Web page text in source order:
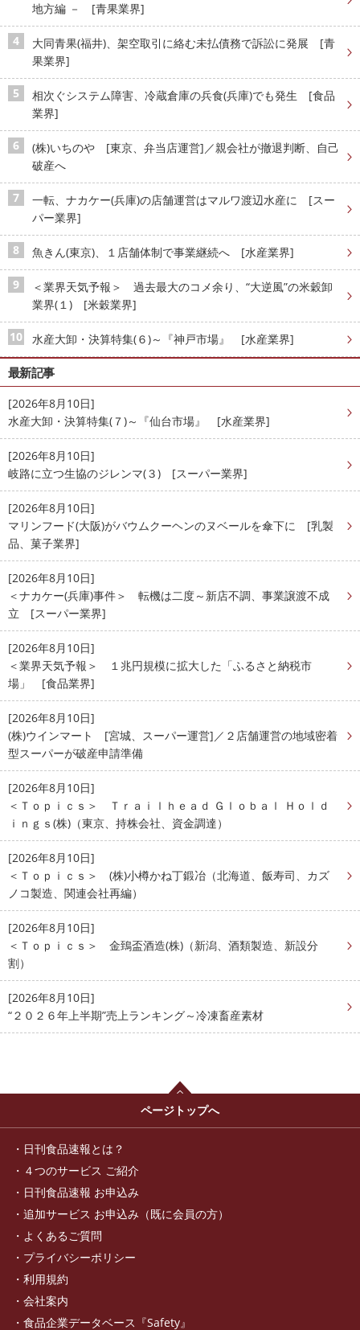
地方編 － [青果業界]
大同青果(福井)、架空取引に絡む未払債務で訴訟に発展 [青
果業界]
相次ぐシステム障害、冷蔵倉庫の兵食(兵庫)でも発生 [食品
業界]
(株)いちのや [東京、弁当店運営]／親会社が撤退判断、自己
破産へ
一転、ナカケー(兵庫)の店舗運営はマルワ渡辺水産に [スー
パー業界]
魚きん(東京)、１店舗体制で事業継続へ [水産業界]
＜業界天気予報＞ 過去最大のコメ余り、“大逆風”の米穀卸
業界(１) [米穀業界]
水産大卸・決算特集(６)～『神戸市場』 [水産業界]
最新記事
[2026年8月10日]
水産大卸・決算特集(７)～『仙台市場』 [水産業界]
[2026年8月10日]
岐路に立つ生協のジレンマ(３) [スーパー業界]
[2026年8月10日]
マリンフード(大阪)がバウムクーヘンのヌベールを傘下に [乳製
品、菓子業界]
[2026年8月10日]
＜ナカケー(兵庫)事件＞ 転機は二度～新店不調、事業譲渡不成
立 [スーパー業界]
[2026年8月10日]
＜業界天気予報＞ １兆円規模に拡大した「ふるさと納税市
場」 [食品業界]
[2026年8月10日]
(株)ウインマート [宮城、スーパー運営]／２店舗運営の地域密着
型スーパーが破産申請準備
[2026年8月10日]
＜Ｔｏｐｉｃｓ＞ Ｔｒａｉｌｈｅａｄ Ｇｌｏｂａｌ Ｈｏｌｄ
ｉｎｇｓ(株)（東京、持株会社、資金調達）
[2026年8月10日]
＜Ｔｏｐｉｃｓ＞ (株)小樽かね丁鍛冶（北海道、飯寿司、カズ
ノコ製造、関連会社再編）
[2026年8月10日]
＜Ｔｏｐｉｃｓ＞ 金鵄盃酒造(株)（新潟、酒類製造、新設分
割）
[2026年8月10日]
“２０２６年上半期”売上ランキング～冷凍畜産素材
ページトップへ
日刊食品速報とは？
４つのサービス ご紹介
日刊食品速報 お申込み
追加サービス お申込み（既に会員の方）
よくあるご質問
プライバシーポリシー
利用規約
会社案内
食品企業データベース『Safety』